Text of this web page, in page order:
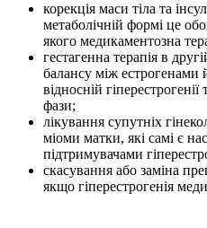
корекція маси тіла та
метаболічній формі це
якого медикаментозна
гестагенна терапія в
балансу між естрогенами
відносній
фази;
лікування супутніх
міоми матки, які самі є
підтримувачами
скасування або заміна
якщо гіперестрогенія